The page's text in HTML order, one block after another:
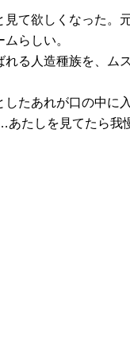
見て欲しくなった。
らしい。
れる人造種族を、ム
たあれが口の中に
あたしを見てたら